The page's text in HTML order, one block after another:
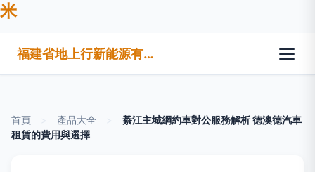
米
福建省地上行新能源有限公司
首頁 產品大全
綦江主城網約車對公服務解析 德澳德汽車
租賃的費用與選擇